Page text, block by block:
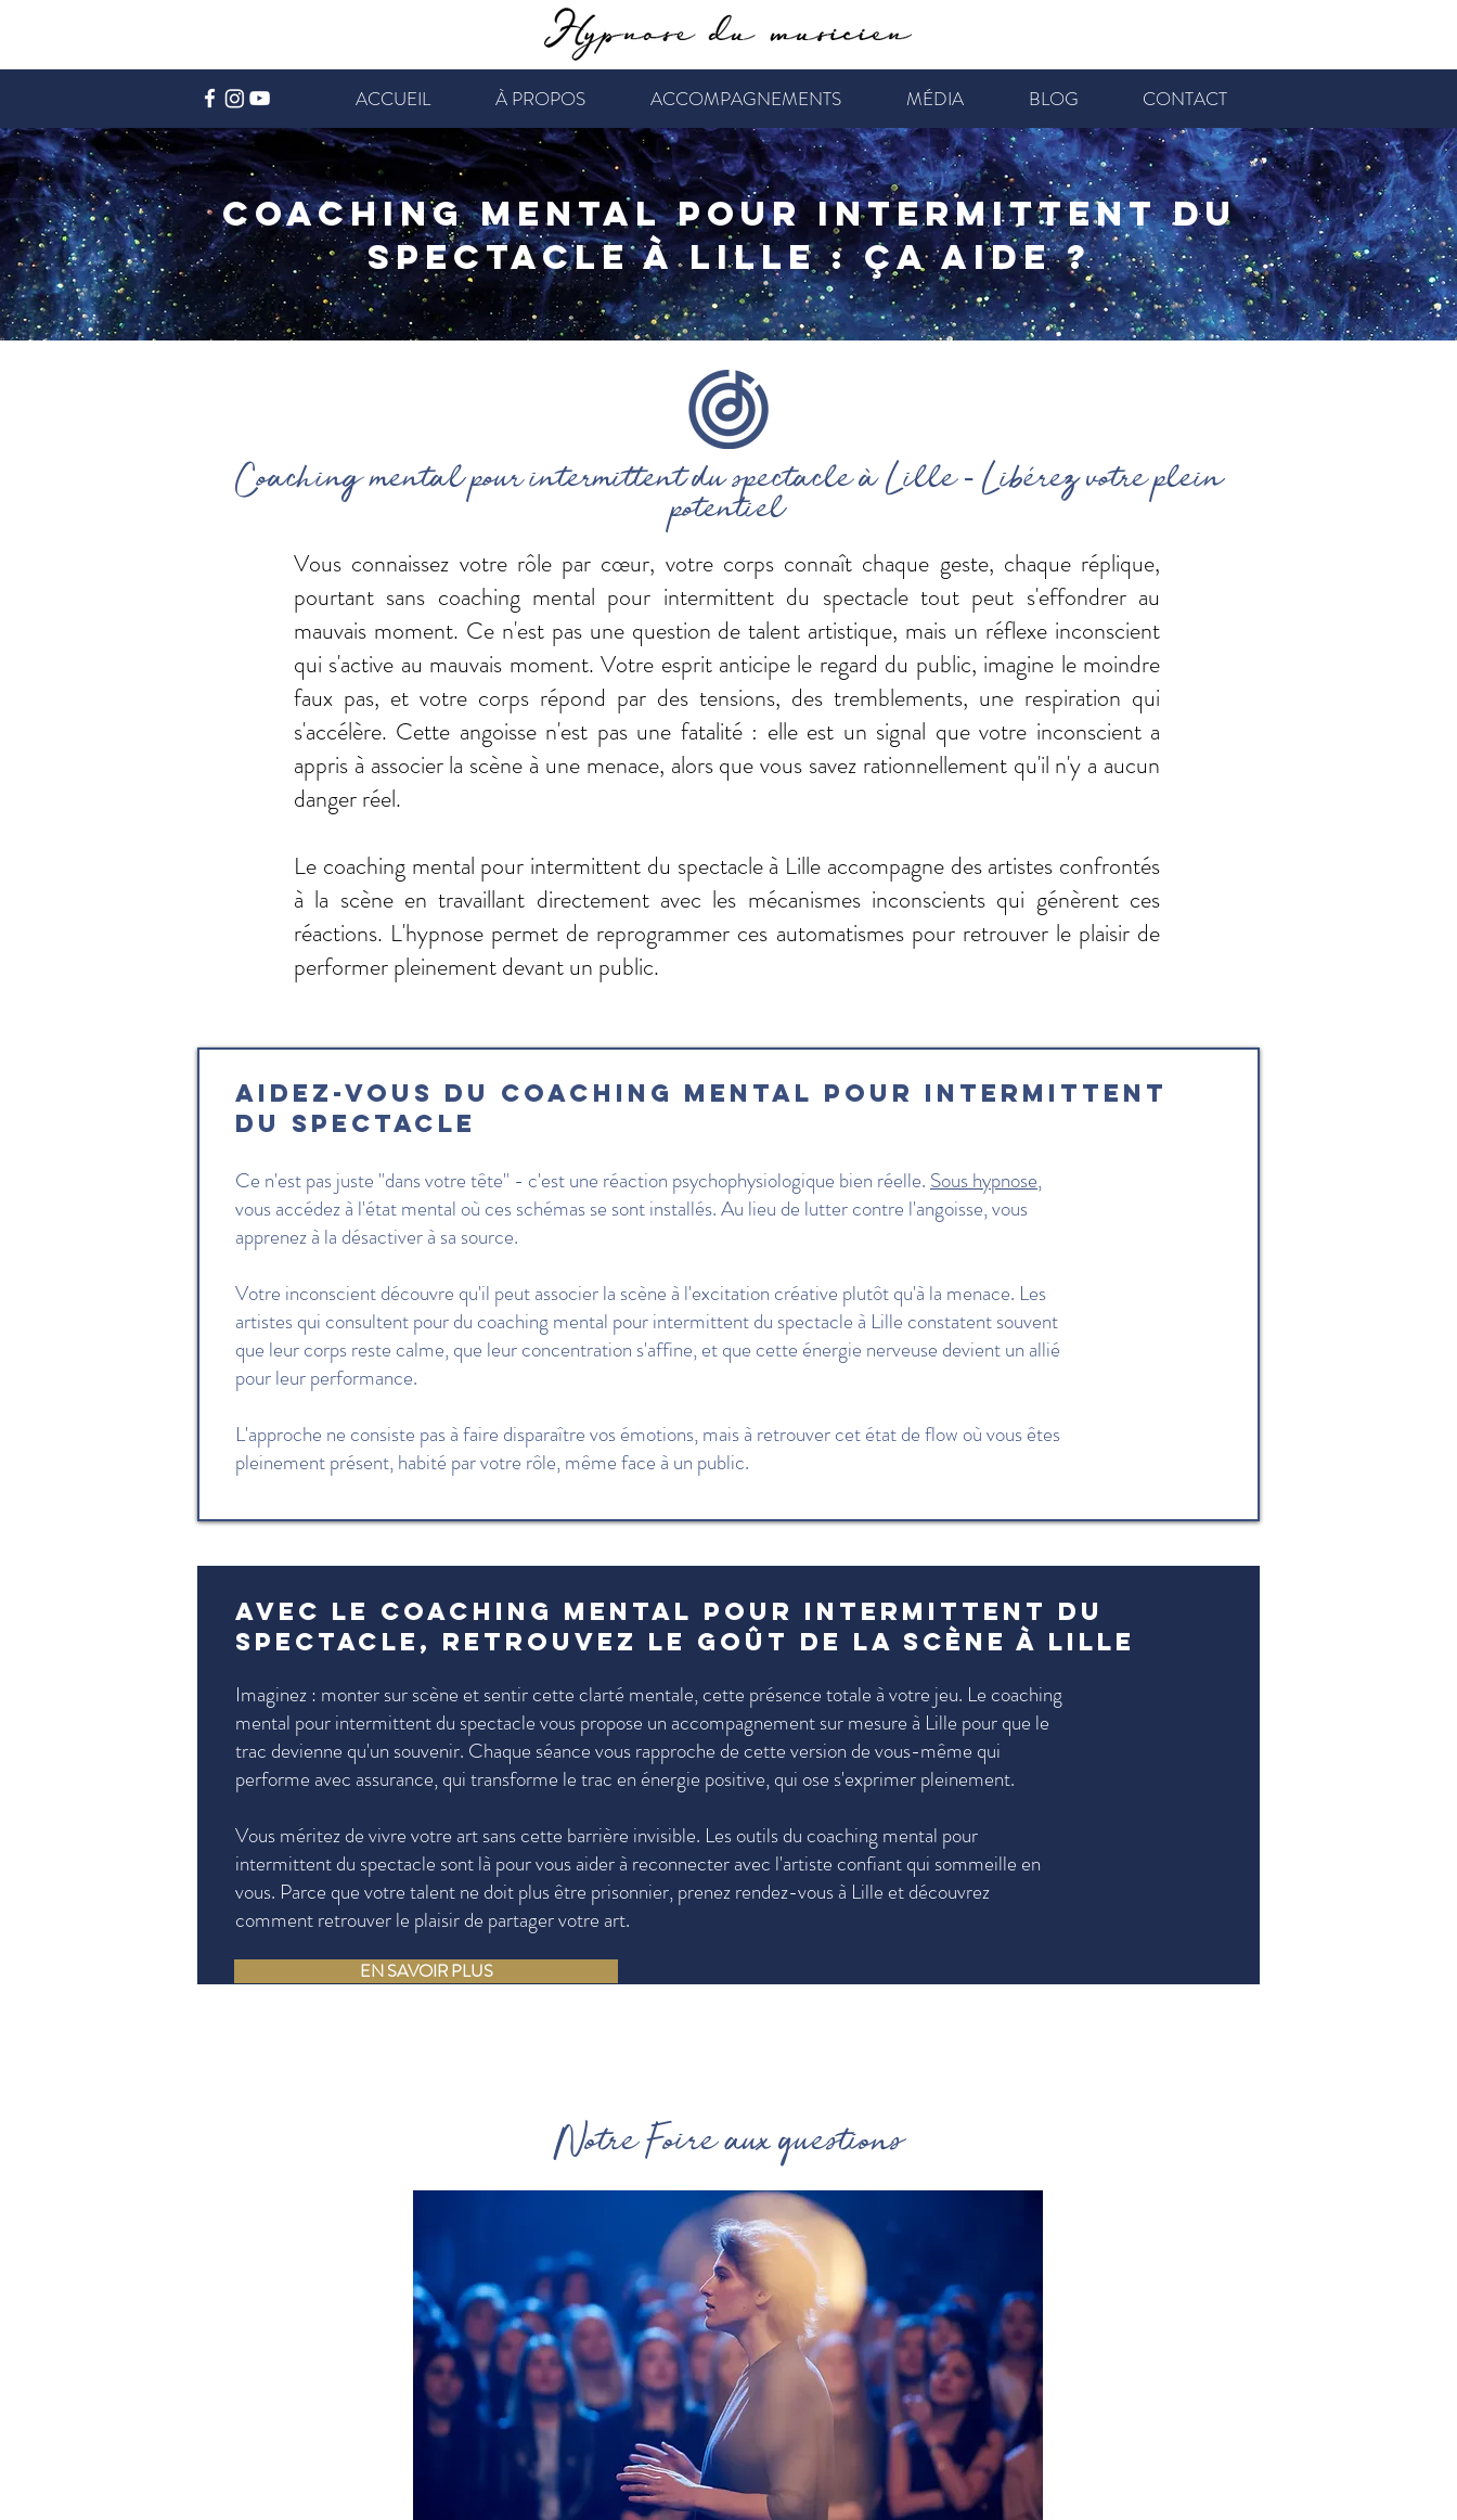
ACCUEIL À PROPOS ACCOMPAGNEMENTS MÉDIA BLOG CONTACT
Coaching mental pour intermittent du
spectacle à Lille : ça aide ?
Coaching mental pour intermittent du spectacle à Lille - Libérez votre plein
potentiel
Vous connaissez votre rôle par cœur, votre corps connaît chaque geste, chaque réplique,
pourtant sans coaching mental pour intermittent du spectacle tout peut s'effondrer au
mauvais moment. Ce n'est pas une question de talent artistique, mais un réflexe inconscient
qui s'active au mauvais moment. Votre esprit anticipe le regard du public, imagine le moindre
faux pas, et votre corps répond par des tensions, des tremblements, une respiration qui
s'accélère. Cette angoisse n'est pas une fatalité : elle est un signal que votre inconscient a
appris à associer la scène à une menace, alors que vous savez rationnellement qu'il n'y a aucun
danger réel.
Le coaching mental pour intermittent du spectacle à Lille accompagne des artistes confrontés
à la scène en travaillant directement avec les mécanismes inconscients qui génèrent ces
réactions. L'hypnose permet de reprogrammer ces automatismes pour retrouver le plaisir de
performer pleinement devant un public.
Aidez-vous du coaching mental pour intermittent
du spectacle
Ce n'est pas juste "dans votre tête" - c'est une réaction psychophysiologique bien réelle. Sous hypnose,
vous accédez à l'état mental où ces schémas se sont installés. Au lieu de lutter contre l'angoisse, vous
apprenez à la désactiver à sa source.
Votre inconscient découvre qu'il peut associer la scène à l'excitation créative plutôt qu'à la menace. Les
artistes qui consultent pour du coaching mental pour intermittent du spectacle à Lille constatent souvent
que leur corps reste calme, que leur concentration s'affine, et que cette énergie nerveuse devient un allié
pour leur performance.
L'approche ne consiste pas à faire disparaître vos émotions, mais à retrouver cet état de flow où vous êtes
pleinement présent, habité par votre rôle, même face à un public.
Avec le coaching mental pour intermittent du
spectacle, retrouvez le goût de la scène à Lille
Imaginez : monter sur scène et sentir cette clarté mentale, cette présence totale à votre jeu. Le coaching
mental pour intermittent du spectacle vous propose un accompagnement sur mesure à Lille pour que le
trac devienne qu'un souvenir. Chaque séance vous rapproche de cette version de vous-même qui
performe avec assurance, qui transforme le trac en énergie positive, qui ose s'exprimer pleinement.
Vous méritez de vivre votre art sans cette barrière invisible. Les outils du coaching mental pour
intermittent du spectacle sont là pour vous aider à reconnecter avec l'artiste confiant qui sommeille en
vous. Parce que votre talent ne doit plus être prisonnier, prenez rendez-vous à Lille et découvrez
comment retrouver le plaisir de partager votre art.
EN SAVOIR PLUS
Notre Foire aux questions